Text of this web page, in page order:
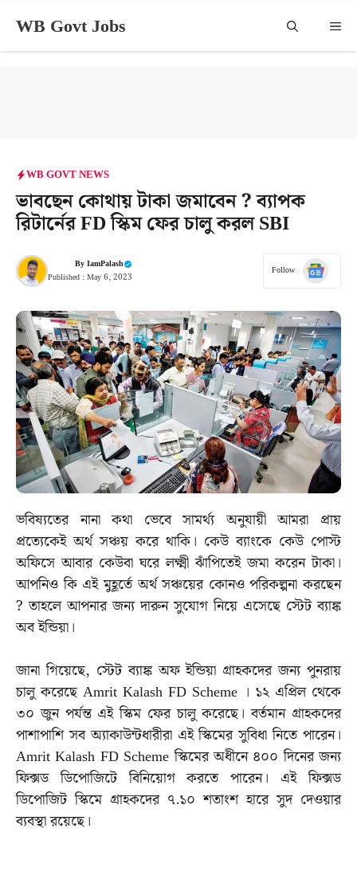
content
WB Govt Jobs
WB GOVT NEWS
ভাবছেন কোথায় টাকা জমাবেন ? ব্যাপক
রিটার্নের FD স্কিম ফের চালু করল SBI
ByIamPalash
Published :May 6, 2023
Follow
ভবিষ্যতের নানা কথা ভেবে সামর্থ্য অনুযায়ী আমরা প্রায়
প্রত্যেকেই অর্থ সঞ্চয় করে থাকি। কেউ ব্যাংকে কেউ পোস্ট
অফিসে আবার কেউবা ঘরে লক্ষ্মী ঝাঁপিতেই জমা করেন টাকা।
আপনিও কি এই মুহূর্তে অর্থ সঞ্চয়ের কোনও পরিকল্পনা করছেন
? তাহলে আপনার জন্য দারুন সুযোগ নিয়ে এসেছে স্টেট ব্যাঙ্ক
অব ইন্ডিয়া।
জানা গিয়েছে, স্টেট ব্যাঙ্ক অফ ইন্ডিয়া গ্রাহকদের জন্য পুনরায়
চালু করেছে Amrit Kalash FD Scheme । ১২ এপ্রিল থেকে
৩০ জুন পর্যন্ত এই স্কিম ফের চালু করেছে। বর্তমান গ্রাহকদের
পাশাপাশি সব অ্যাকাউন্টধারীরা এই স্কিমের সুবিধা নিতে পারেন।
Amrit Kalash FD Scheme স্কিমের অধীনে ৪০০ দিনের জন্য
ফিক্সড ডিপোজিটে বিনিয়োগ করতে পারেন। এই ফিক্সড
ডিপোজিট স্কিমে গ্রাহকদের ৭.১০ শতাংশ হারে সুদ দেওয়ার
ব্যবস্থা রয়েছে।